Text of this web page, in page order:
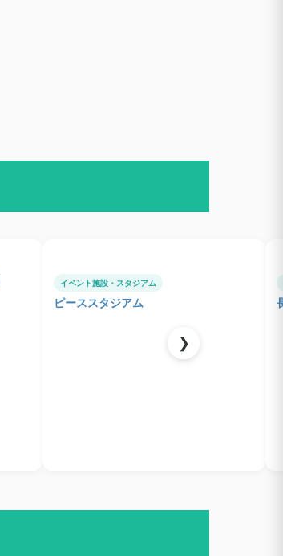
イベント施設・スタジアム
ピーススタジアム
❯